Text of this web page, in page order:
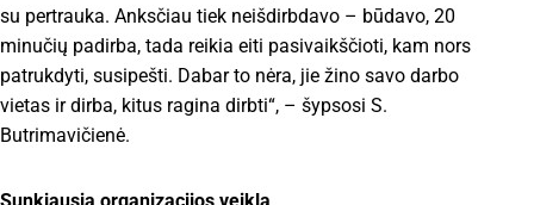
su pertrauka. Anksčiau tiek neišdirbdavo – būdavo, 20
minučių padirba, tada reikia eiti pasivaikščioti, kam nors
patrukdyti, susipešti. Dabar to nėra, jie žino savo darbo
vietas ir dirba, kitus ragina dirbti“, – šypsosi S.
Butrimavičienė.